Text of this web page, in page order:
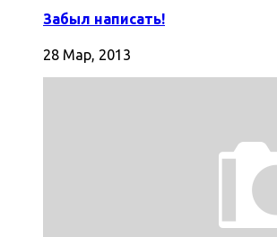
Забыл написать!
28 Мар, 2013